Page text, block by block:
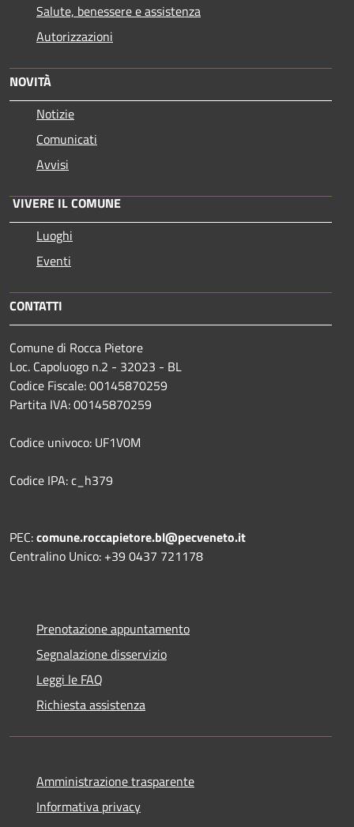
Salute, benessere e assistenza
Autorizzazioni
NOVITÀ
Notizie
Comunicati
Avvisi
VIVERE IL COMUNE
Luoghi
Eventi
CONTATTI
Comune di Rocca Pietore
Loc. Capoluogo n.2 - 32023 - BL
Codice Fiscale: 00145870259
Partita IVA: 00145870259
Codice univoco: UF1V0M
Codice IPA: c_h379
PEC:comune.roccapietore.bl@pecveneto.it
Centralino Unico: +39 0437 721178
Prenotazione appuntamento
Segnalazione disservizio
Leggi le FAQ
Richiesta assistenza
Amministrazione trasparente
Informativa privacy